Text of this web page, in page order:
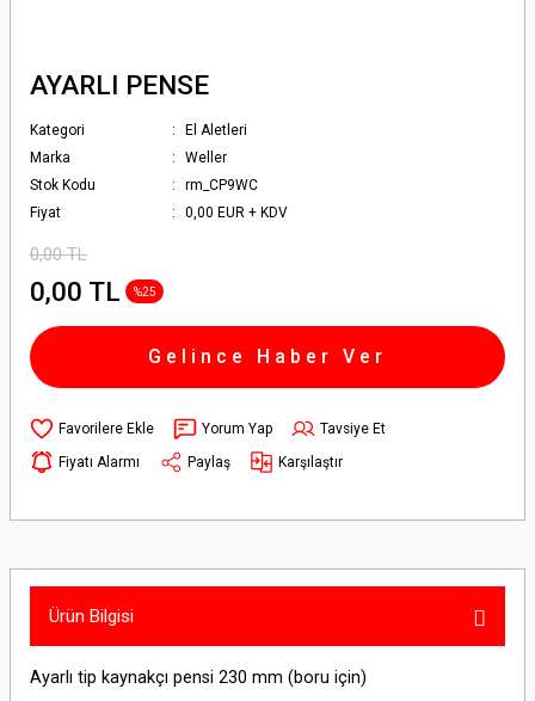
AYARLI PENSE
Kategori
El Aletleri
Marka
Weller
Stok Kodu
rm_CP9WC
Fiyat
0,00 EUR + KDV
0,00 TL
0,00 TL %25
Gelince Haber Ver
Yorum Yap
Tavsiye Et
Fiyatı Alarmı
Paylaş Karşılaştır
Ürün Bilgisi
Ayarlı tip kaynakçı pensi 230 mm (boru için)